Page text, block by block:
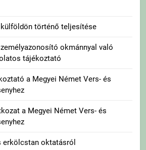
történő teljesítése
okmánnyal való
tájékoztató
a Megyei Német Vers- és
a Megyei Német Vers- és
erkölcstan oktatásról